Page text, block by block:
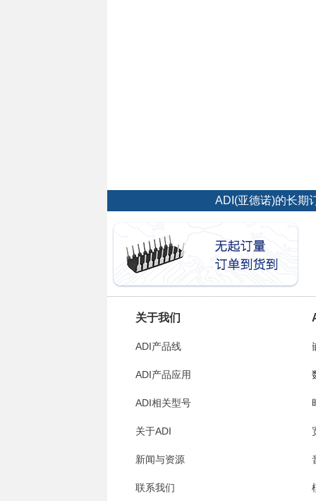
ADI(亚德诺)的长期
关于我们
ADI产品线
ADI产品应用
ADI相关型号
关于ADI
新闻与资源
联系我们